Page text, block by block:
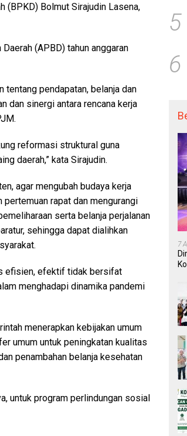
(BPKD) Bolmut Sirajudin Lasena,
(APBD) tahun anggaran
tentang pendapatan, belanja dan
dan sinergi antara rencana kerja
reformasi struktural guna
daerah,” kata Sirajudin.
agar mengubah budaya kerja
rapat dan mengurangi
serta belanja perjalanan
sehingga dapat dialihkan
efisien, efektif tidak bersifat
menghadapi dinamika pandemi
menerapkan kebijakan umum
umum untuk peningkatan kualitas
penambahan belanja kesehatan
untuk program perlindungan sosial
5
6
7